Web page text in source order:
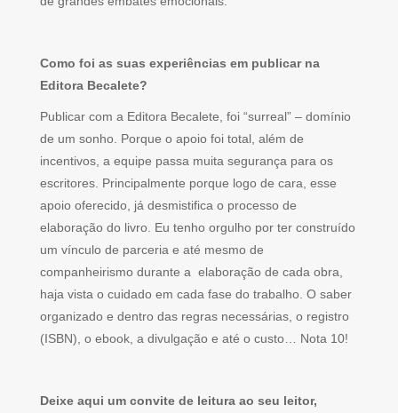
Como foi as suas experiências em publicar na
Editora Becalete?
Publicar com a Editora Becalete, foi “surreal” – domínio
de um sonho. Porque o apoio foi total, além de
incentivos, a equipe passa muita segurança para os
escritores. Principalmente porque logo de cara, esse
apoio oferecido, já desmistifica o processo de
elaboração do livro. Eu tenho orgulho por ter construído
um vínculo de parceria e até mesmo de
companheirismo durante a elaboração de cada obra,
haja vista o cuidado em cada fase do trabalho. O saber
organizado e dentro das regras necessárias, o registro
(ISBN), o ebook, a divulgação e até o custo… Nota 10!
Deixe aqui um convite de leitura ao seu leitor,